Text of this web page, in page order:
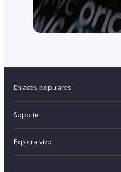
Enlaces populares
V50 Lite
Y19s
Soporte
Verificación de IMEI
Explora vivo